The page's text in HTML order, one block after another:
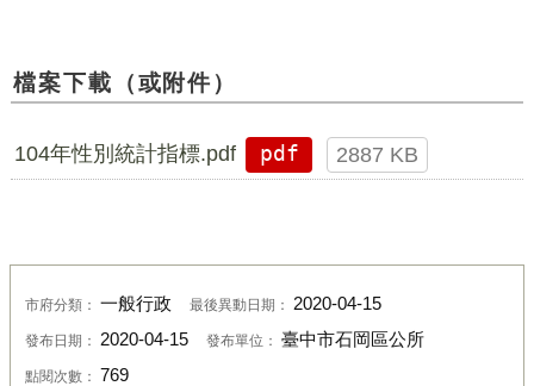
檔案下載（或附件）
104年性別統計指標.pdf pdf 2887 KB
市府分類： 一般行政 最後異動日期： 2020-04-15
發布日期： 2020-04-15 發布單位： 臺中市石岡區公所
點閱次數： 769